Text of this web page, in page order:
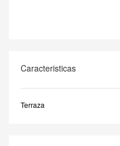
Caracteristicas
Terraza